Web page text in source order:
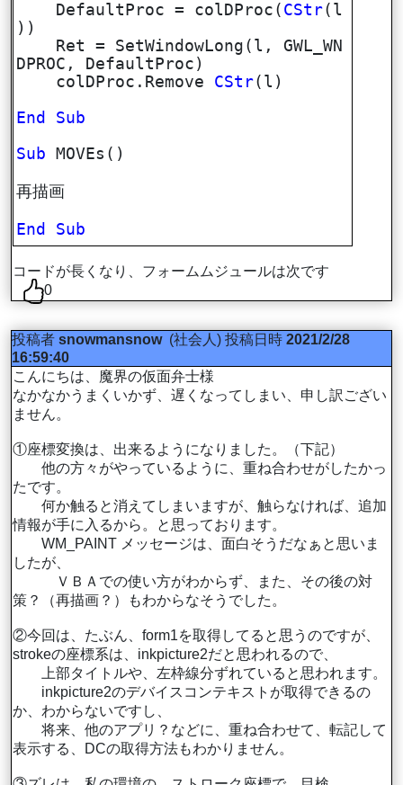
DefaultProc = colDProc( CStr(l
))
Ret = SetWindowLong(l, GWL_WN
DPROC, DefaultProc)
colDProc.Remove CStr(l)
End
Sub
Sub MOVEs()
再描画
End Sub
コードが長くなり、フォームムジュールは次です
0
投稿者 snowmansnow(社会人) 投稿日時 2021/2/28
16:59:40
こんにちは、魔界の仮面弁士様
なかなかうまくいかず、遅くなってしまい、申し訳ござい
ません。
①座標変換は、出来るようになりました。（下記）
他の方々がやっているように、重ね合わせがしたかっ
たです。
何か触ると消えてしまいますが、触らなければ、追加
情報が手に入るから。と思っております。
WM_PAINT メッセージは、面白そうだなぁと思いま
したが、
ＶＢＡでの使い方がわからず、また、その後の対
策？（再描画？）もわからなそうでした。
②今回は、たぶん、form1を取得してると思うのですが、
strokeの座標系は、inkpicture2だと思われるので、
上部タイトルや、左枠線分ずれていると思われます。
inkpicture2のデバイスコンテキストが取得できるの
か、わからないですし、
将来、他のアプリ？などに、重ね合わせて、転記して
表示する、DCの取得方法もわかりません。